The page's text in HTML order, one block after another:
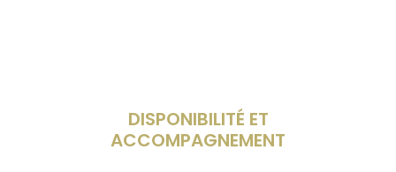
DISPONIBILITÉ ET
ACCOMPAGNEMENT